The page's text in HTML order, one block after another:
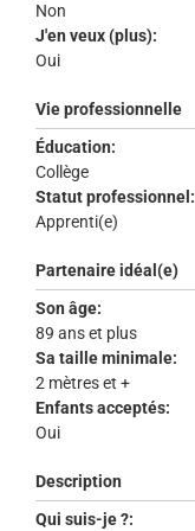
Non
J'en veux (plus):
Oui
Vie professionnelle
Éducation:
Collège
Statut professionnel:
Apprenti(e)
Partenaire idéal(e)
Son âge:
89 ans et plus
Sa taille minimale:
2 mètres et +
Enfants acceptés:
Oui
Description
Qui suis-je ?: